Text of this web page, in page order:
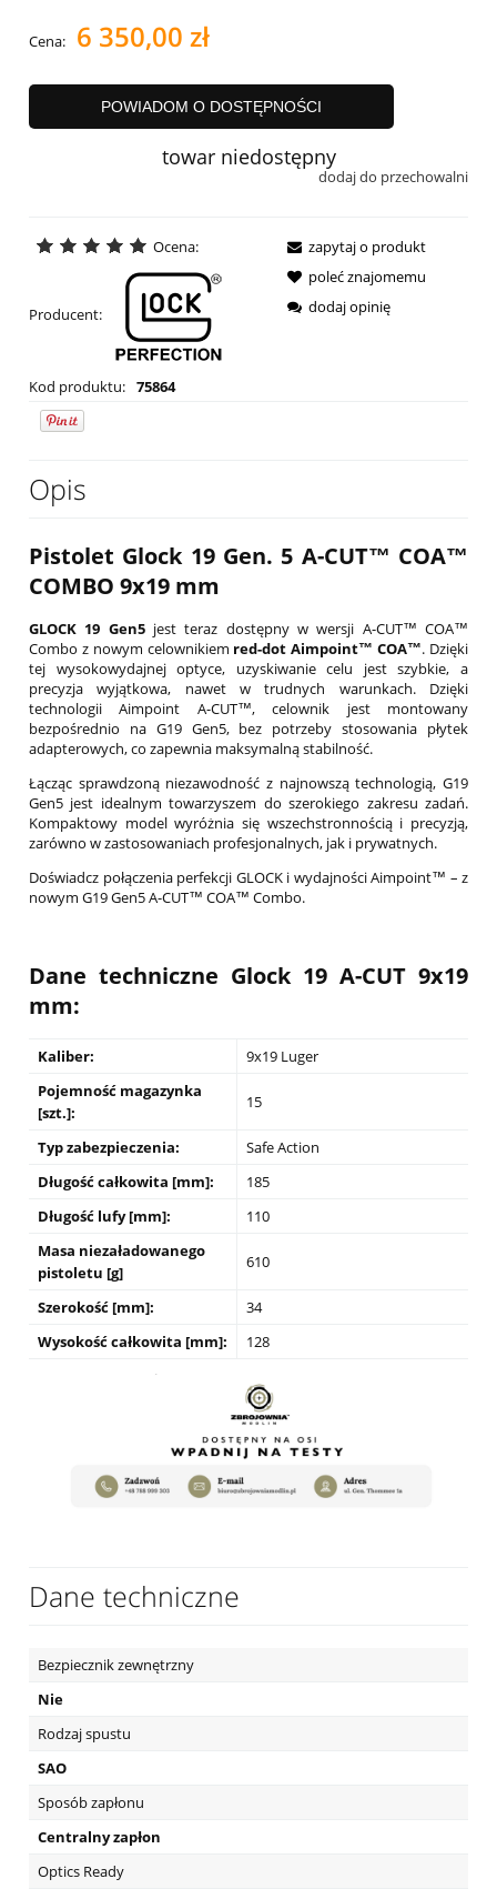
Cena: 6 350,00 zł
POWIADOM O DOSTĘPNOŚCI
towar niedostępny
dodaj do przechowalni
Ocena:
Producent:
Kod produktu: 75864
zapytaj o produkt
poleć znajomemu
dodaj opinię
Opis
Pistolet Glock 19 Gen. 5 A-CUT™ COA™
COMBO 9x19 mm
GLOCK 19 Gen5jest teraz dostępny w wersji A-CUT™ COA™
Combo z nowym celownikiem red-dot Aimpoint™ COA™. Dzięki
tej wysokowydajnej optyce, uzyskiwanie celu jest szybkie, a
precyzja wyjątkowa, nawet w trudnych warunkach. Dzięki
technologii Aimpoint A-CUT™, celownik jest montowany
bezpośrednio na G19 Gen5, bez potrzeby stosowania płytek
adapterowych, co zapewnia maksymalną stabilność.
Łącząc sprawdzoną niezawodność z najnowszą technologią, G19
Gen5 jest idealnym towarzyszem do szerokiego zakresu zadań.
Kompaktowy model wyróżnia się wszechstronnością i precyzją,
zarówno w zastosowaniach profesjonalnych, jak i prywatnych.
Doświadcz połączenia perfekcji GLOCK i wydajności Aimpoint™ – z
nowym G19 Gen5 A-CUT™ COA™ Combo.
Dane techniczne Glock 19 A-CUT 9x19
mm:
Kaliber:
9x19 Luger
Pojemność magazynka
[szt.]:
15
Typ zabezpieczenia:
Safe Action
Długość całkowita [mm]:
185
Długość lufy [mm]:
110
Masa niezaładowanego
pistoletu [g]
610
Szerokość [mm]:
34
Wysokość całkowita [mm]:
128
Dane techniczne
Bezpiecznik zewnętrzny
Nie
Rodzaj spustu
SAO
Sposób zapłonu
Centralny zapłon
Optics Ready